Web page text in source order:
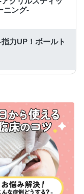
ニング-
力UP！ボールト